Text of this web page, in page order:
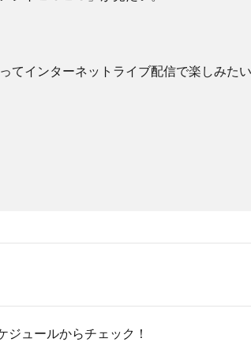
てインターネットライブ配信で楽しみたい
ュールからチェック！